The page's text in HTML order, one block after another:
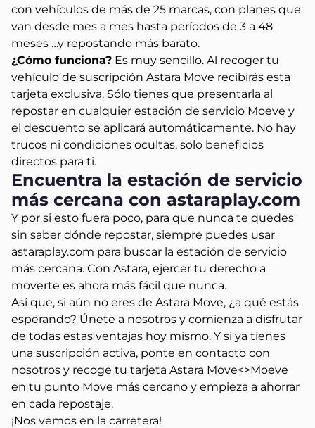
con vehículos de más de 25 marcas, con planes que
van desde mes a mes hasta períodos de 3 a 48
meses …y repostando más barato.
¿Cómo funciona? Es muy sencillo. Al recoger tu
vehículo de suscripción Astara Move recibirás esta
tarjeta exclusiva. Sólo tienes que presentarla al
repostar en cualquier estación de servicio Moeve y
el descuento se aplicará automáticamente. No hay
trucos ni condiciones ocultas, solo beneficios
directos para ti.
Encuentra la estación de servicio
más cercana con astaraplay.com
Y por si esto fuera poco, para que nunca te quedes
sin saber dónde repostar, siempre puedes usar
astaraplay.com para buscar la estación de servicio
más cercana. Con Astara, ejercer tu derecho a
moverte es ahora más fácil que nunca.
Así que, si aún no eres de Astara Move, ¿a qué estás
esperando? Únete a nosotros y comienza a disfrutar
de todas estas ventajas hoy mismo. Y si ya tienes
una suscripción activa, ponte en contacto con
nosotros y recoge tu tarjeta Astara Move<>Moeve
en tu punto Move más cercano y empieza a ahorrar
en cada repostaje.
¡Nos vemos en la carretera!